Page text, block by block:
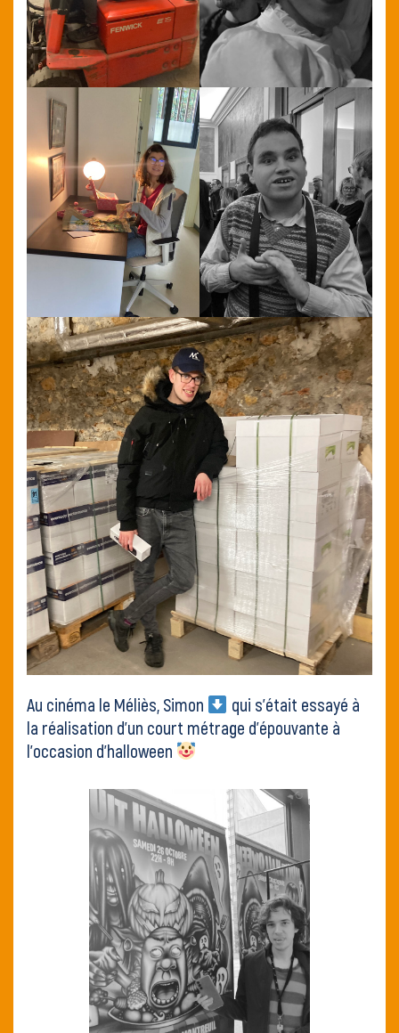
Au cinéma le Méliès, Simon
qui s’était essayé à
la réalisation d’un court métrage d’épouvante à
l’occasion d’halloween